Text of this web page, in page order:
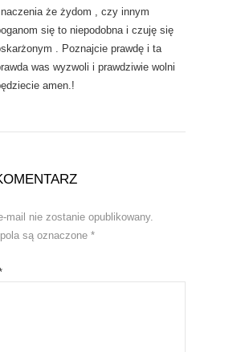
że żydom , czy innym
się to niepodobna i czuję się
. Poznajcie prawdę i ta
was wyzwoli i prawdziwie wolni
amen.!
mail nie zostanie opublikowany.
są oznaczone *